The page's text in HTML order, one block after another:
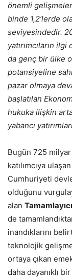
önemli
binde 1,2’lerde
seviyesindedir.
yatırımcıların
da genç bir ülke
potansiyeline
pazar olmaya
başlatılan
hukuka ilişkin
yabancı
Bugün 725
katılımcıya
Cumhuriyeti
olduğunu
alan
de
inandıklarını
teknolojik
ortaya çıkan
daha dayanıklı